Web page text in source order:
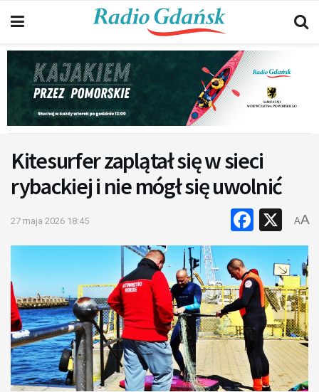
Kitesurfer zaplątał się w sieci
rybackiej i nie mógł się uwolnić
27 maja 2026 18:45 X
AA